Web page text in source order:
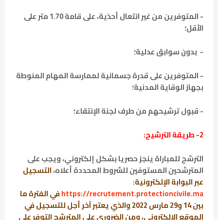
- المتوفرين من غير انتعال أحذية، على قامة 1.70 متر على
الأقل؛
- بدون سوابق عدلية؛
- المتوفرين على قدرة جسمانية لممارسة المهام المنوطة
بجهاز الوقاية المدنية؛
- قبول ترشيحهم من طرف لجنة الإنتقاء؛
2- طريقة الترشيح:
الترشح للمباراة ينجز حصريا بشكل إلكتروني، ويجب على
المترشحين المستوفين للشروط المحددة أعلاه،التسجيل
عبر البوابة الإلكترونية:
https://recrutement.protectioncivile.maفي الفترة ما
بين 14 و29 مارس 2022 والذي يعتبر آخر أجل للتسجيل في
الموقع الإلكتروني، ومن الضروري على المترشح التوفر على